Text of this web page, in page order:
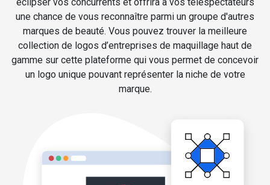
une chance de vous reconnaître parmi un groupe d'autres
marques de beauté. Vous pouvez trouver la meilleure
collection de logos d’entreprises de maquillage haut de
gamme sur cette plateforme qui vous permet de concevoir
un logo unique pouvant représenter la niche de votre
marque.